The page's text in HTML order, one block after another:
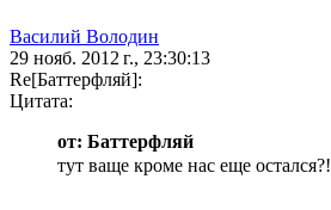
Василий Володин
29 нояб. 2012 г., 23:30:13
Re[Баттерфляй]:
Цитата:
от: Баттерфляй
тут ваще кроме нас еще остался?!